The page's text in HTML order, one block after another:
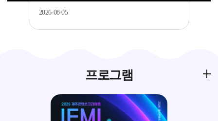
2026-08-05
프로그램